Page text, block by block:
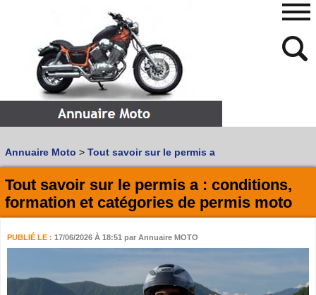
Vous recherchez un garageMOTOou SCOOTER
Quoi :
Trouver un garage Moto !
Recherche avancée
Retrouvez dans votre VILLE
480
768
Annuaire Moto > Tout savoir sur le permis a
Tout savoir sur le permis a : conditions,
formation et catégories de permis moto
PUBLIÉ LE : 17/06/2026 À 18:51 par Annuaire MOTO